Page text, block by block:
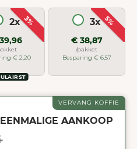
3%
2x
€ 2,20
5%
3x
€ 38,87
/pakket
Besparing € 6,57
VERVANG KOFFIE
AANKOOP